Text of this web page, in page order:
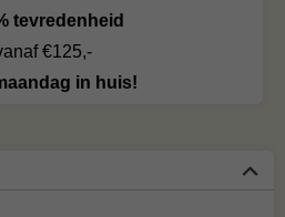
tevredenheid
€125,-
in huis!